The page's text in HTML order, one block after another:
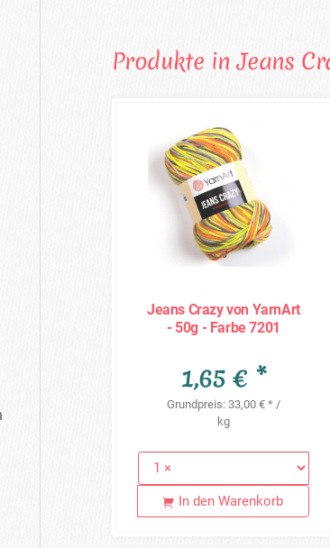
Produkte in Jeans
Jeans Crazy von YarnArt
- 50g - Farbe 7201
1,65 € *
Grundpreis: 33,00 € * /
kg
In den Warenkorb